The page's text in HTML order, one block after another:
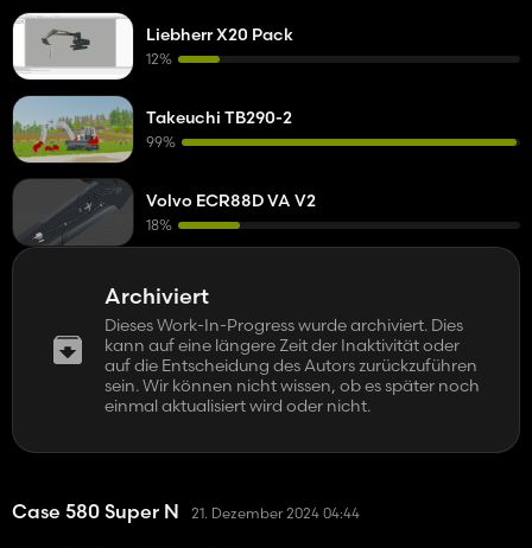
Archiviert
Dieses Work-In-Progress wurde archiviert. Dies
kann auf eine längere Zeit der Inaktivität oder
auf die Entscheidung des Autors zurückzuführen
sein. Wir können nicht wissen, ob es später noch
einmal aktualisiert wird oder nicht.
Case 580 Super N 21. Dezember 2024 04:44
Liebherr X20 Pack
12%
Takeuchi TB290-2
99%
Volvo ECR88D VA V2
18%